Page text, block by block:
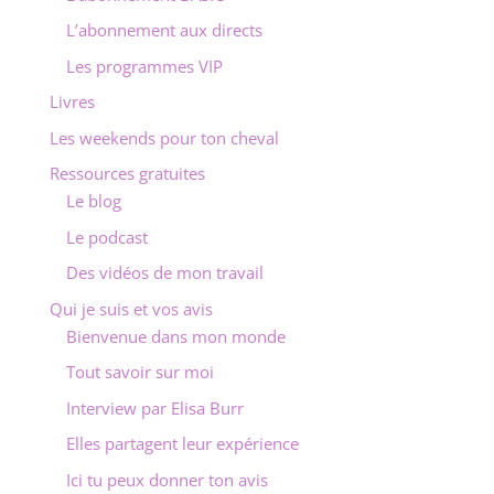
L’abonnement aux directs
Les programmes VIP
Livres
Les weekends pour ton cheval
Ressources gratuites
Le blog
Le podcast
Des vidéos de mon travail
Qui je suis et vos avis
Bienvenue dans mon monde
Tout savoir sur moi
Interview par Elisa Burr
Elles partagent leur expérience
Ici tu peux donner ton avis